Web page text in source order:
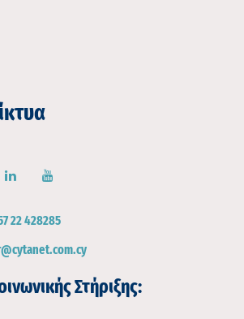
22 428285
Στήριξης: